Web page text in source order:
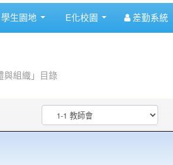
學生園地 E化校園 差勤系統
與組織」目錄